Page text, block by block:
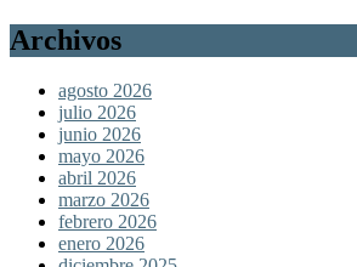
Archivos
agosto 2026
julio 2026
junio 2026
mayo 2026
abril 2026
marzo 2026
febrero 2026
enero 2026